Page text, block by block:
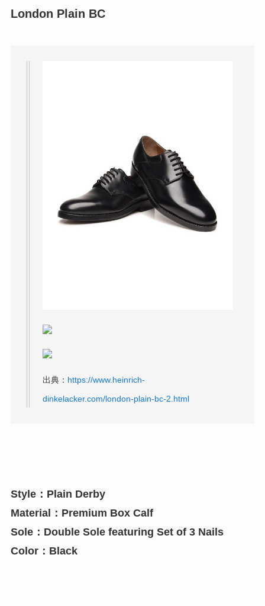
London Plain BC
出典： https://www.heinrich-
dinkelacker.com/london-plain-bc-2.html
Style：Plain Derby
Material：Premium Box Calf
Sole：Double Sole featuring Set of 3 Nails
Color：Black